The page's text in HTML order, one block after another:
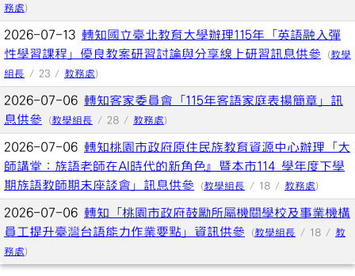
務處)
2026-07-13 轉知國立臺北教育大學辦理115年「英語融入彈
性學習課程」優良教案研習討論與分享線上研習訊息供參
(教學
組長 / 23 / 教務處)
2026-07-06 轉知客家委員會「115年客語家庭表揚簡章」訊
息供參
(教學組長 / 28 / 教務處)
2026-07-06 轉知桃園市政府原住民族教育資源中心辦理「大
師講堂：族語老師在AI時代的新角色』暨本市114 學年度下學
期族語教師期末座談會」訊息供參
(教學組長 / 18 / 教務處)
2026-07-06 轉知「桃園市政府鼓勵所屬機關學校及事業機構
員工提升臺灣台語能力作業要點」資訊供參
(教學組長 / 18 / 教
務處)